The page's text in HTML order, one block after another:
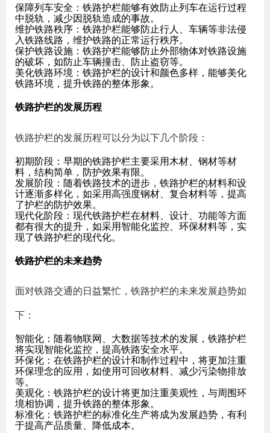
保障列车安全 ：铁路护栏能够有效防止列车在运行过程
中脱轨，减少因脱轨造成的事故。
维护铁路秩序 ：铁路护栏能够防止行人、车辆等非法侵
入铁路线路，维护铁路的正常运行秩序。
保护铁路设施 ：铁路护栏能够防止外部物体对铁路设施
的破坏，如防止车辆撞击、防止盗窃等。
美化铁路环境 ：铁路护栏的设计和颜色多样，能够美化
铁路环境，提升铁路的整体形象。
铁路护栏的发展历程
铁路护栏的发展历程可以分为以下几个阶段：
初期阶段 ：早期的铁路护栏主要采用木材、钢材等材
料，结构简单，防护效果有限。
发展阶段 ：随着铁路技术的进步，铁路护栏的材料和设
计逐渐多样化，如采用高强度钢材、复合材料等，提高
了护栏的防护效果。
现代化阶段 ：现代铁路护栏在材料、设计、功能等方面
都有很大的提升，如采用智能化监控、环保材料等，实
现了铁路护栏的现代化。
铁路护栏的未来趋势
面对铁路交通的日益繁忙，铁路护栏的未来发展趋势如
下：
智能化 ：随着物联网、大数据等技术的发展，铁路护栏
将实现智能化监控，提高铁路安全水平。
环保化 ：在铁路护栏的设计和制作过程中，将更加注重
环保理念的应用，如使用可回收材料、减少污染物排放
等。
美观化 ：铁路护栏的设计将更加注重美观性，与周围环
境相协调，提升铁路的整体形象。
标准化 ：铁路护栏的标准化生产将成为发展趋势，有利
于提高产品质量、降低成本。